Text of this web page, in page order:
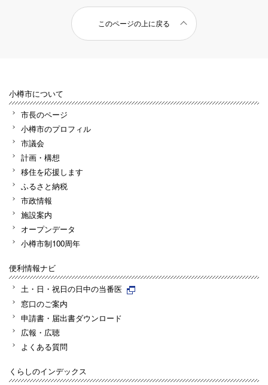
このページの上に戻る
小樽市について
市長のページ
小樽市のプロフィル
市議会
計画・構想
移住を応援します
ふるさと納税
市政情報
施設案内
オープンデータ
小樽市制100周年
便利情報ナビ
土・日・祝日の日中の当番医
窓口のご案内
申請書・届出書ダウンロード
広報・広聴
よくある質問
くらしのインデックス